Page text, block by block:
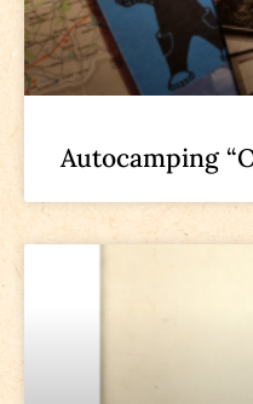
Autocamping